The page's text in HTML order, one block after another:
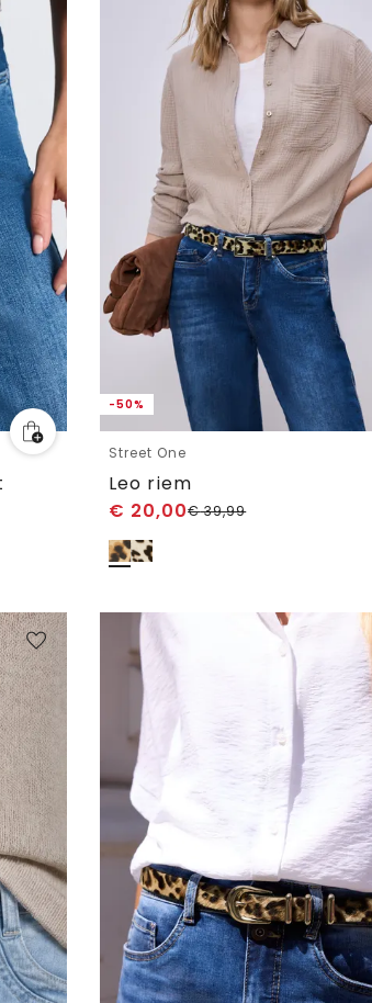
-50%
Street One
Leo riem
€ 20,00€39,99